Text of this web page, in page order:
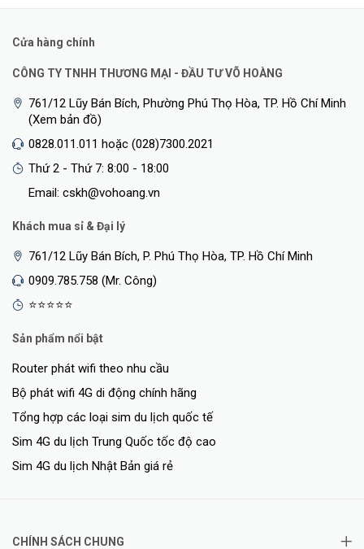
<Hotline: 0828.011.011 - (028)7300.2021 - VoHoang.vn>
Cửa hàng chính
CÔNG TY TNHH THƯƠNG MẠI - ĐẦU TƯ VÕ HOÀNG
761/12 Lũy Bán Bích, Phường Phú Thọ Hòa, TP. Hồ Chí Minh
(Xem bản đồ)
0828.011.011 hoặc (028)7300.2021
Thứ 2 - Thứ 7: 8:00 - 18:00
Email: cskh@vohoang.vn
Khách mua sỉ & Đại lý
761/12 Lũy Bán Bích, P. Phú Thọ Hòa, TP. Hồ Chí Minh
0909.785.758 (Mr. Công)
⭐⭐⭐⭐⭐
Sản phẩm nổi bật
Router phát wifi theo nhu cầu
Bộ phát wifi 4G di động chính hãng
Tổng hợp các loại sim du lịch quốc tế
Sim 4G du lịch Trung Quốc tốc độ cao
Sim 4G du lịch Nhật Bản giá rẻ
CHÍNH SÁCH CHUNG